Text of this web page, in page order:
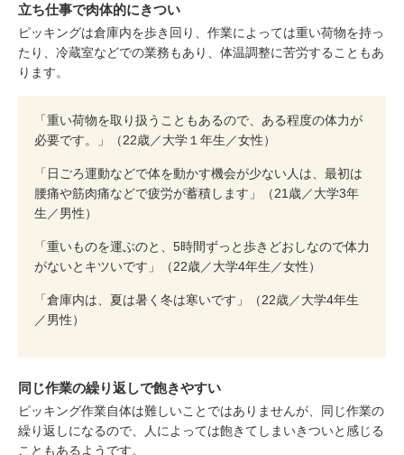
立ち仕事で肉体的にきつい
ピッキングは倉庫内を歩き回り、作業によっては重い荷物を持っ
たり、冷蔵室などでの業務もあり、体温調整に苦労することもあ
ります。
「重い荷物を取り扱うこともあるので、ある程度の体力が
必要です。」（22歳／大学１年生／女性）
「日ごろ運動などで体を動かす機会が少ない人は、最初は
腰痛や筋肉痛などで疲労が蓄積します」（21歳／大学3年
生／男性）
「重いものを運ぶのと、5時間ずっと歩きどおしなので体力
がないとキツいです」（22歳／大学4年生／女性）
「倉庫内は、夏は暑く冬は寒いです」（22歳／大学4年生
／男性）
同じ作業の繰り返しで飽きやすい
ピッキング作業自体は難しいことではありませんが、同じ作業の
繰り返しになるので、人によっては飽きてしまいきついと感じる
こともあるようです。